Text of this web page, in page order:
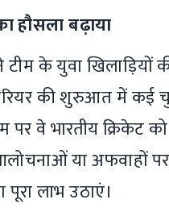
हौसला बढ़ाया
के युवा खिलाड़ियों
की शुरुआत में कई
पर वे भारतीय क्रिकेट
या अफवाहों
लाभ उठाएं।